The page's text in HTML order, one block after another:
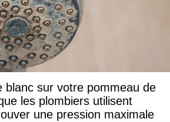
blanc sur votre pommeau de
les plombiers utilisent
une pression maximale